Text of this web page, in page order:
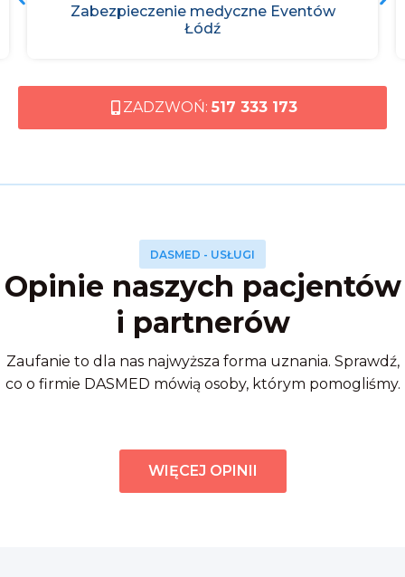
Zabezpieczenie medyczne festynów
ZADZWOŃ: 517 333 173
DASMED - USŁUGI
Opinie naszych pacjentów
i partnerów
Zaufanie to dla nas najwyższa forma uznania. Sprawdź,
co o firmie DASMED mówią osoby, którym pomogliśmy.
WIĘCEJ OPINII